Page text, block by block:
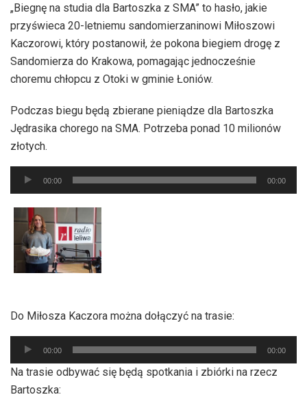
„Biegnę na studia dla Bartoszka z SMA” to hasło, jakie
przyświeca 20-letniemu sandomierzaninowi Miłoszowi
Kaczorowi, który postanowił, że pokona biegiem drogę z
Sandomierza do Krakowa, pomagając jednocześnie
choremu chłopcu z Otoki w gminie Łoniów.
Podczas biegu będą zbierane pieniądze dla Bartoszka
Jędrasika chorego na SMA. Potrzeba ponad 10 milionów
złotych.
Odtwarzacz
plików
dźwiękowych
00:00 00:00
Do Miłosza Kaczora można dołączyć na trasie:
Odtwarzacz
plików
dźwiękowych
00:00 00:00
Na trasie odbywać się będą spotkania i zbiórki na rzecz
Bartoszka: